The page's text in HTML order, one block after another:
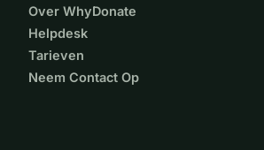
Over WhyDonate
Helpdesk
Tarieven
Neem Contact Op